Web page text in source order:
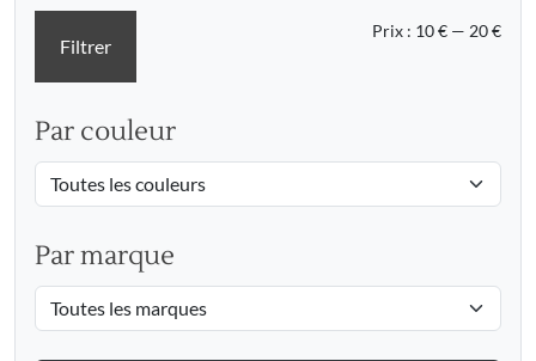
Prix
Prix
Filtrer
Prix : 10 € — 20 €
Par couleur
Par marque